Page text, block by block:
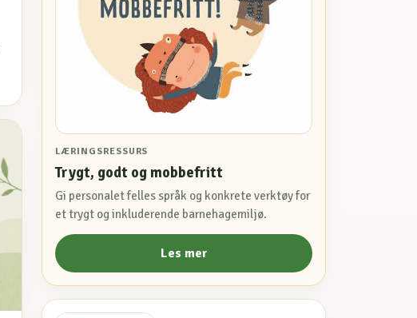
LÆRINGSRESSURS
Trygt, godt og mobbefritt
Gi personalet felles språk og konkrete verktøy for
et trygt og inkluderende barnehagemiljø.
Les mer